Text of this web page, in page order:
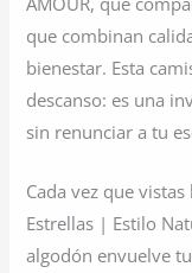
que combinan
bienestar. Esta
descanso: es una
sin renunciar a tu
Cada vez que
Estrellas | Estilo
algodón envuelve